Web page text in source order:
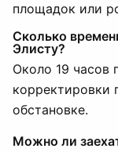
площадок или
Сколько
Элисту?
Около 19 часов
корректировки
обстановке.
Можно ли